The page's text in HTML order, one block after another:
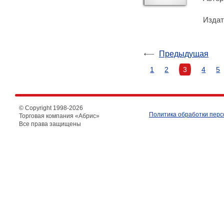
Предыдущая
1 2 3 4 5
© Copyright 1998-2026
Торговая компания «Абрис»
Все права защищены
Политика обработки